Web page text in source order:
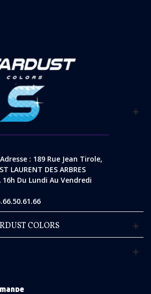
: 189 Rue Jean Tirole,
LAURENT DES ARBRES
16h Du Lundi Au Vendredi
COLORS